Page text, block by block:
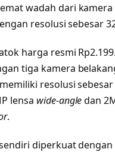
wadah dari
resolusi sebesar
harga resmi
tiga kamera
resolusi sebesar
lensa wide-angledan
.
diperkuat